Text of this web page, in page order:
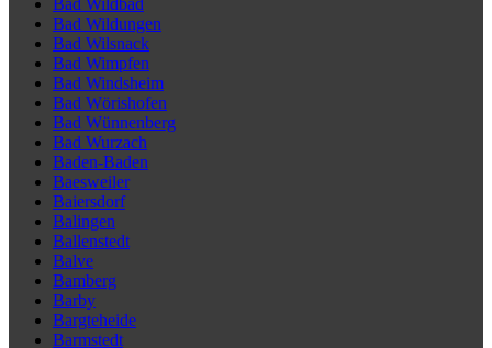
Bad Wildungen
Bad Wilsnack
Bad Wimpfen
Bad Windsheim
Bad Wörishofen
Bad Wünnenberg
Bad Wurzach
Baden-Baden
Baesweiler
Baiersdorf
Balingen
Ballenstedt
Balve
Bamberg
Barby
Bargteheide
Barmstedt